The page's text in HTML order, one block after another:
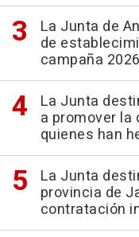
La Junta de
de
campaña 2026
La Junta
a promover
quienes han
La Junta
provincia de
contratación